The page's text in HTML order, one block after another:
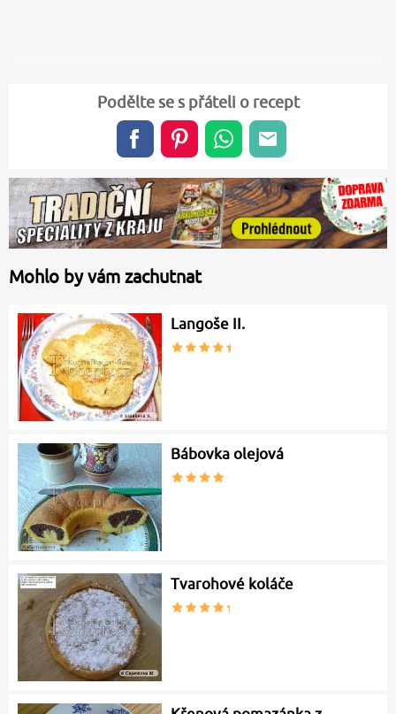
Podělte se s přáteli o recept
Mohlo by vám zachutnat
Langoše II.
Bábovka olejová
Tvarohové koláče